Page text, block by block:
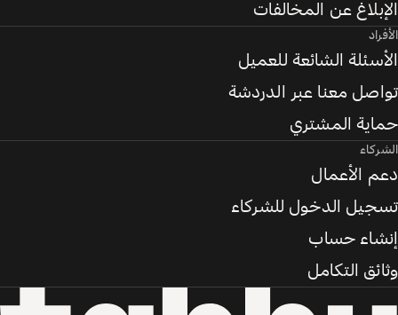
الإبلاغ عن المخالفات
الأفراد
الأسئلة الشائعة للعميل
تواصل معنا عبر الدردشة
حماية المشتري
الشركاء
دعم الأعمال
تسجيل الدخول للشركاء
إنشاء حساب
وثائق التكامل